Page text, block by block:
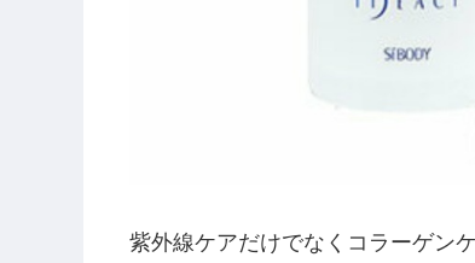
紫外線ケアだけでなくコラーゲン